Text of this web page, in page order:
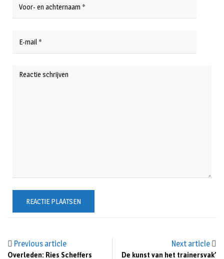
Previous article
Overleden: Ries Scheffers
Next article
De kunst van het trainersvak’